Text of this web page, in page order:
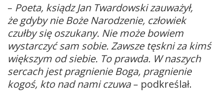
– Poeta, ksiądz Jan Twardowski zauważył,
że gdyby nie Boże Narodzenie, człowiek
czułby się oszukany. Nie może bowiem
wystarczyć sam sobie. Zawsze tęskni za kimś
większym od siebie. To prawda. W naszych
sercach jest pragnienie Boga, pragnienie
kogoś, kto nad nami czuwa– podkreślał.